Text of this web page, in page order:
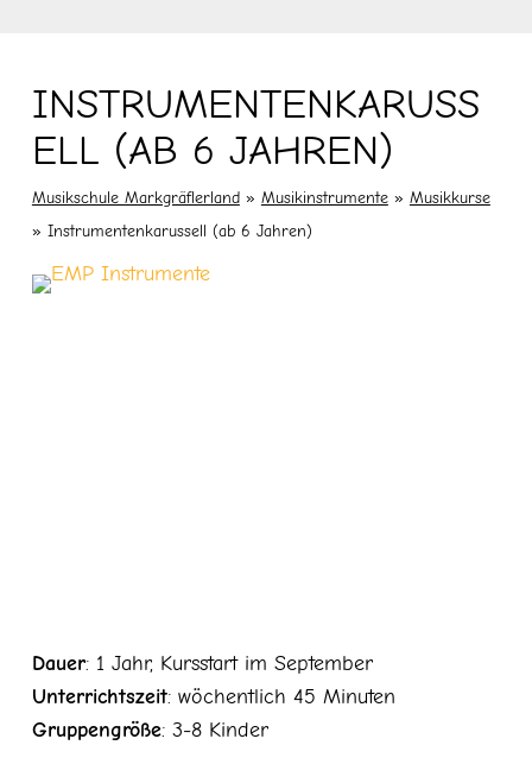
INSTRUMENTENKARUSS
ELL (AB 6 JAHREN)
Musikschule Markgräflerland» Musikinstrumente» Musikkurse
» Instrumentenkarussell (ab 6 Jahren)
Dauer: 1 Jahr, Kursstart im September
Unterrichtszeit: wöchentlich 45 Minuten
Gruppengröße: 3-8 Kinder